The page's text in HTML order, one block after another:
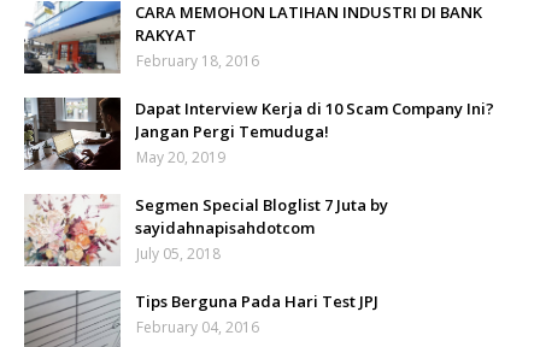
CARA MEMOHON LATIHAN INDUSTRI DI BANK
RAKYAT
February 18, 2016
Dapat Interview Kerja di 10 Scam Company Ini?
Jangan Pergi Temuduga!
May 20, 2019
Segmen Special Bloglist 7 Juta by
sayidahnapisahdotcom
July 05, 2018
Tips Berguna Pada Hari Test JPJ
February 04, 2016